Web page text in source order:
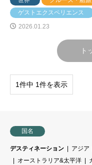
ゲストエクスペリエンス
2026.01.23
ト
1件中 1件を表示
国名
デスティネーション アジア
オーストラリア&太平洋